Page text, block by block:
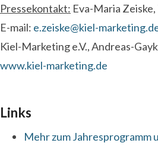
Pressekontakt: Eva-Maria Zeiske,
E-mail: e.zeiske@kiel-
Kiel-Marketing e.V., Andreas-
www.kiel-marketing.de
Links
Mehr zum Jahresprogramm